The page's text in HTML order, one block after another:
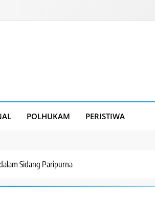
POLHUKAM PERISTIWA
Sidang Paripurna